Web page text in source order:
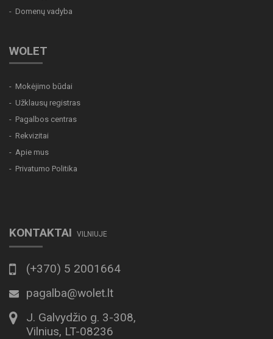
Domenų vadyba
WOLET
Mokėjimo būdai
Užklausų registras
Pagalbos centras
Rekvizitai
Apie mus
Privatumo Politika
KONTAKTAI VILNIUJE
(+370) 5 2001664
pagalba@wolet.lt
J. Galvydžio g. 3-308,
Vilnius, LT-08236